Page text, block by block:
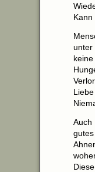
unter
keine
Auch